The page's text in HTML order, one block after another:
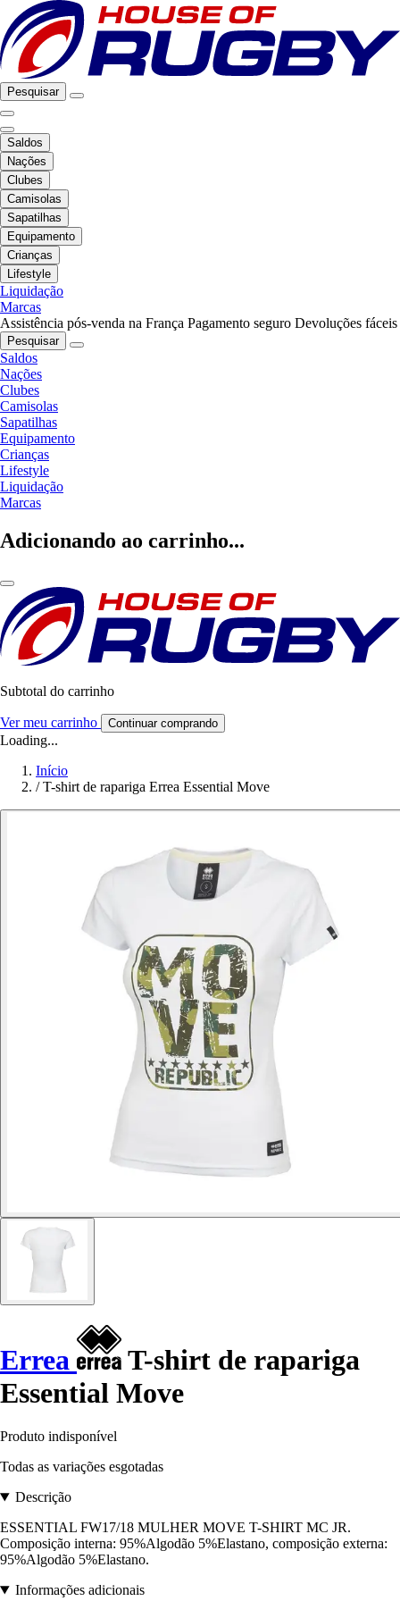
Pesquisar
Saldos
Nações
Clubes
Camisolas
Sapatilhas
Equipamento
Crianças
Lifestyle
Liquidação
Marcas
Assistência pós-venda na França Pagamento seguro Devoluções fáceis
Pesquisar
Saldos
Nações
Clubes
Camisolas
Sapatilhas
Equipamento
Crianças
Lifestyle
Liquidação
Marcas
Adicionando ao carrinho...
Subtotal do carrinho
Ver meu carrinho Continuar comprando
Loading...
Início
/ T-shirt de rapariga Errea Essential Move
Errea
T-shirt de rapariga
Essential Move
Produto indisponível
Todas as variações esgotadas
Descrição
ESSENTIAL FW17/18 MULHER MOVE T-SHIRT MC JR.
Composição interna: 95%Algodão 5%Elastano, composição externa:
95%Algodão 5%Elastano.
Informações adicionais